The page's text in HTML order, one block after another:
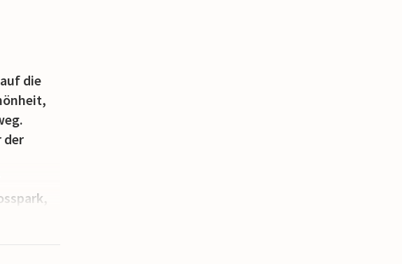
die
der